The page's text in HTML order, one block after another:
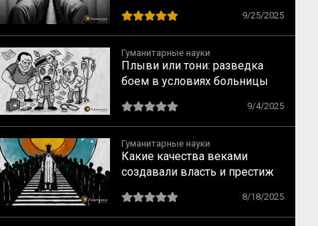
сообщества
9/25/2025
Гуманитарные науки
Плыви или тони: разведка
боем в условиях больницы
9/4/2025
Гуманитарные науки
Какие качества веками
создавали власть и престиж
8/18/2025